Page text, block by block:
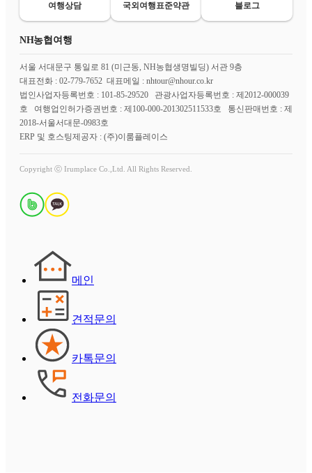
여행상담 국외여행표준약관 블로그
NH농협여행
서울 서대문구 통일로 81 (미근동, NH농협생명빌딩) 서관 9층
대표전화 : 02-779-7652 대표메일 : nhtour@nhour.co.kr
법인사업자등록번호 : 101-85-29520 관광사업자등록번호 : 제2012-000039
호 여행업인허가증권번호 : 제100-000-201302511533호 통신판매번호 : 제
2018-서울서대문-0983호
ERP 및 호스팅제공자 : (주)이룸플레이스
Copyright ⓒ Irumplace Co.,Ltd. All Rights Reserved.
메인
견적문의
카톡문의
전화문의